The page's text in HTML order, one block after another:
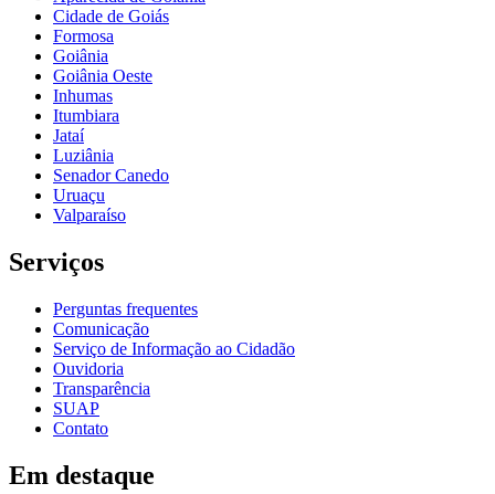
Cidade de Goiás
Formosa
Goiânia
Goiânia Oeste
Inhumas
Itumbiara
Jataí
Luziânia
Senador Canedo
Uruaçu
Valparaíso
Serviços
Perguntas frequentes
Comunicação
Serviço de Informação ao Cidadão
Ouvidoria
Transparência
SUAP
Contato
Em destaque